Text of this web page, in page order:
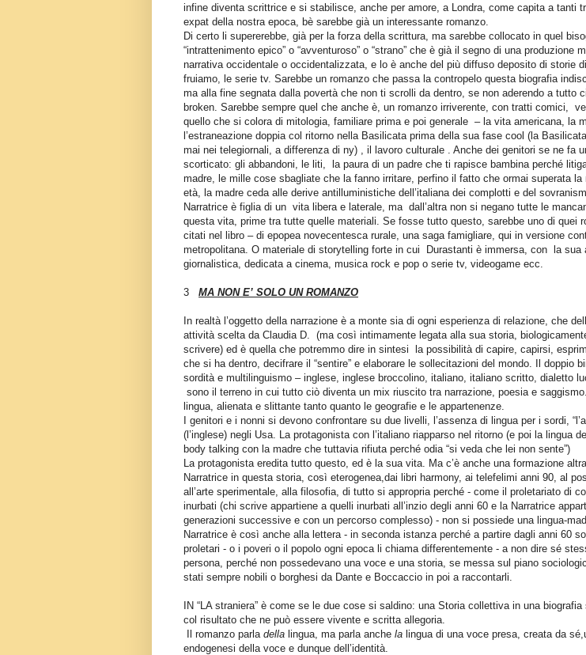
infine diventa scrittrice e si stabilisce, anche per amore, a Londra, come capita a tanti
expat della nostra epoca, bè sarebbe già un interessante romanzo.
Di certo li supererebbe, già per la forza della scrittura, ma sarebbe collocato in quel
“intrattenimento epico” o “avventuroso” o “strano” che è già il segno di una produzione
narrativa occidentale o occidentalizzata, e lo è anche del più diffuso deposito di storie
fruiamo, le serie tv. Sarebbe un romanzo che passa la contropelo questa biografia
ma alla fine segnata dalla povertà che non ti scrolli da dentro, se non aderendo a tutto
broken. Sarebbe sempre quel che anche è, un romanzo irriverente, con tratti comici,
quello che si colora di mitologia, familiare prima e poi generale – la vita americana, la
l’estraneazione doppia col ritorno nella Basilicata prima della sua fase cool (la
mai nei telegiornali, a differenza di ny) , il lavoro culturale . Anche dei genitori se ne fa
scorticato: gli abbandoni, le liti,
la paura di un padre che ti rapisce bambina perché
madre, le mille cose sbagliate che la fanno irritare, perfino il fatto che ormai superata la
età, la madre ceda alle derive antilluministiche dell’italiana dei complotti e del
Narratrice è figlia di un vita libera e laterale, ma dall’altra non si negano tutte le
questa vita, prime tra tutte quelle materiali. Se fosse tutto questo, sarebbe uno di quei
citati nel libro – di epopea novecentesca rurale, una saga famigliare, qui in versione
metropolitana. O materiale di storytelling forte in cui
Durastanti è immersa, con la sua
giornalistica, dedicata a cinema, musica rock e pop o serie tv, videogame ecc.
3 MA NON E’ SOLO UN ROMANZO
In realtà l’oggetto della narrazione è a monte sia di ogni esperienza di relazione, che
attività scelta da Claudia D.
(ma così intimamente legata alla sua storia,
scrivere) ed è quella che potremmo dire in sintesi la possibilità di capire, capirsi,
che si ha dentro, decifrare il “sentire” e elaborare le sollecitazioni del mondo. Il doppio
sordità e multilinguismo – inglese, inglese broccolino, italiano, italiano scritto, dialetto
sono il terreno in cui tutto ciò diventa un mix riuscito tra narrazione, poesia e
lingua, alienata e slittante tanto quanto le geografie e le appartenenze.
I genitori e i nonni si devono confrontare su due livelli, l’assenza di lingua per i sordi,
(l’inglese) negli Usa. La protagonista con l’italiano riapparso nel ritorno (e poi la lingua
body talking con la madre che tuttavia rifiuta perché odia “si veda che lei non sente”)
La protagonista eredita tutto questo, ed è la sua vita. Ma c’è anche una formazione
Narratrice in questa storia, così eterogenea,dai libri harmony, ai telefelimi anni 90, al
all’arte sperimentale, alla filosofia, di tutto si appropria perché - come il proletariato di
inurbati (chi scrive appartiene a quelli inurbati all’inzio degli anni 60 e la Narratrice
generazioni successive e con un percorso complesso) - non si possiede una lingua-
Narratrice è così anche alla lettera - in seconda istanza perché a partire dagli anni 60
proletari - o i poveri o il popolo ogni epoca li chiama differentemente - a non dire sé
persona, perché non possedevano una voce e una storia, se messa sul piano
stati sempre nobili o borghesi da Dante e Boccaccio in poi a raccontarli.
IN “LA straniera” è come se le due cose si saldino: una Storia collettiva in una biografia
col risultato che ne può essere vivente e scritta allegoria.
Il romanzo parla della lingua, ma parla anche la lingua di una voce presa, creata da
endogenesi della voce e dunque dell’identità.